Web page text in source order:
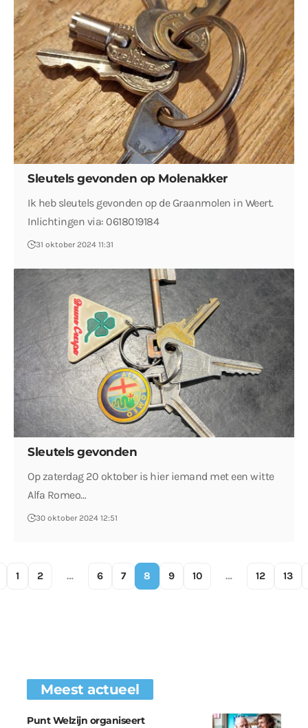
Sleutels gevonden op Molenakker
Ik heb sleutels gevonden op de Graanmolen in Weert.
Inlichtingen via: 0618019184
31 oktober 2024 11:31
Sleutels gevonden
Op zaterdag 20 oktober is hier iemand met een witte
Alfa Romeo…
30 oktober 2024 12:51
1 2 … 6 7 8 9 10 … 12 13
Meest actueel
Punt Welzijn organiseert